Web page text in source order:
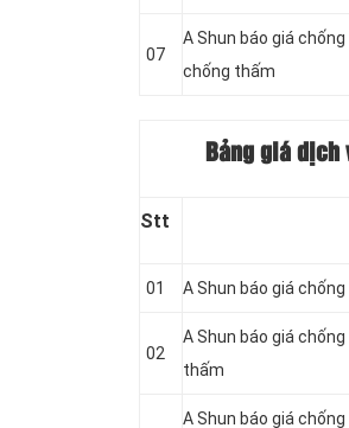
07
A Shun báo giá
chống thấm
Bảng giá
Stt
01 A Shun báo giá
02
A Shun báo giá
thấm
A Shun báo giá